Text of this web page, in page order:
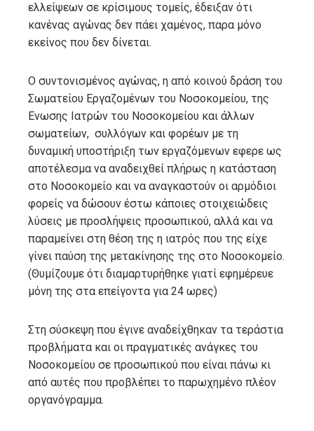
ελλείψεων σε κρίσιμους τομείς, έδειξαν ότι
κανένας αγώνας δεν πάει χαμένος, παρα μόνο
εκείνος που δεν δίνεται.
Ο συντονισμένος αγώνας, η από κοινού δράση του
Σωματείου Εργαζομένων του Νοσοκομείου, της
Ενωσης Ιατρών του Νοσοκομείου και άλλων
σωματείων, συλλόγων και φορέων με τη
δυναμική υποστήριξη των εργαζόμενων εφερε ως
αποτέλεσμα να αναδειχθεί πλήρως η κατάσταση
στο Νοσοκομείο και να αναγκαστούν οι αρμόδιοι
φορείς να δώσουν έστω κάποιες στοιχειώδεις
λύσεις με προσλήψεις προσωπικού, αλλά και να
παραμείνει στη θέση της η ιατρός που της είχε
γίνει παύση της μετακίνησης της στο Νοσοκομείο.
(Θυμίζουμε ότι διαμαρτυρήθηκε γιατί εφημέρευε
μόνη της στα επείγοντα για 24 ωρες)
Στη σύσκεψη που έγινε αναδείχθηκαν τα τεράστια
προβλήματα και οι πραγματικές ανάγκες του
Νοσοκομείου σε προσωπικού που είναι πάνω κι
από αυτές που προβλέπει το παρωχημένο πλέον
οργανόγραμμα.